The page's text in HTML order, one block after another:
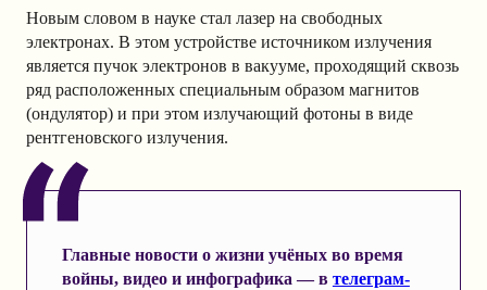
Новым словом в науке стал лазер на свободных
электронах. В этом устройстве источником излучения
является пучок электронов в вакууме, проходящий сквозь
ряд расположенных специальным образом магнитов
(ондулятор) и при этом излучающий фотоны в виде
рентгеновского излучения.
Главные новости о жизни учёных во время
войны, видео и инфографика — в телеграм-